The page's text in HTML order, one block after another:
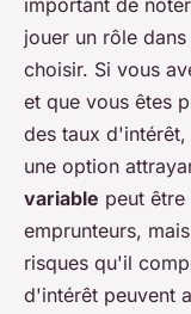
important de
jouer un rôle
choisir. Si vous
et que vous êtes
des taux
une option
variable peut
emprunteurs,
risques qu'il
d'intérêt peuvent